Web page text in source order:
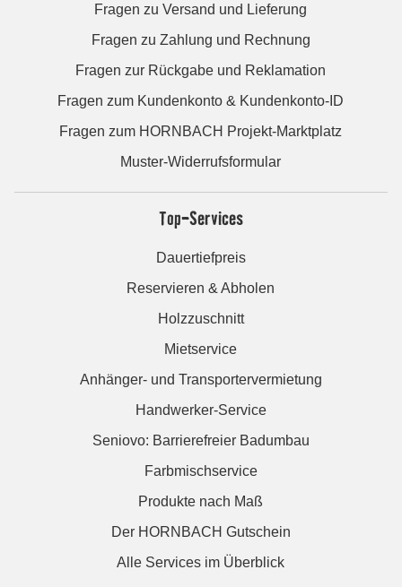
Fragen zu Versand und Lieferung
Fragen zu Zahlung und Rechnung
Fragen zur Rückgabe und Reklamation
Fragen zum Kundenkonto & Kundenkonto-ID
Fragen zum HORNBACH Projekt-Marktplatz
Muster-Widerrufsformular
Top-Services
Dauertiefpreis
Reservieren & Abholen
Holzzuschnitt
Mietservice
Anhänger- und Transportervermietung
Handwerker-Service
Seniovo: Barrierefreier Badumbau
Farbmischservice
Produkte nach Maß
Der HORNBACH Gutschein
Alle Services im Überblick